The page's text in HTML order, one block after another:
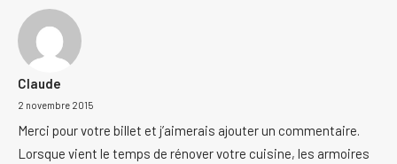
Claude
2 novembre 2015
Merci pour votre billet et j’aimerais ajouter un commentaire.
Lorsque vient le temps de rénover votre cuisine, les armoires